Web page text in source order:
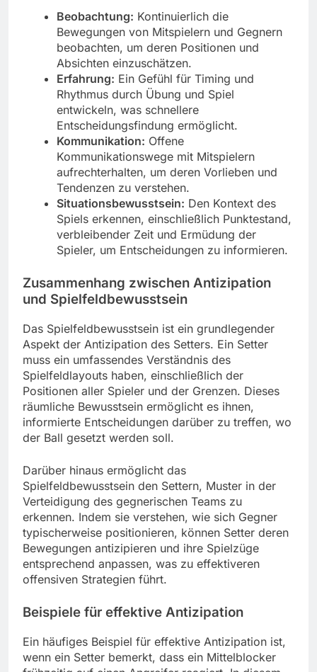
Beobachtung: Kontinuierlich die
Bewegungen von Mitspielern und Gegnern
beobachten, um deren Positionen und
Absichten einzuschätzen.
Erfahrung: Ein Gefühl für Timing und
Rhythmus durch Übung und Spiel
entwickeln, was schnellere
Entscheidungsfindung ermöglicht.
Kommunikation: Offene
Kommunikationswege mit Mitspielern
aufrechterhalten, um deren Vorlieben und
Tendenzen zu verstehen.
Situationsbewusstsein: Den Kontext des
Spiels erkennen, einschließlich Punktestand,
verbleibender Zeit und Ermüdung der
Spieler, um Entscheidungen zu informieren.
Zusammenhang zwischen Antizipation
und Spielfeldbewusstsein
Das Spielfeldbewusstsein ist ein grundlegender
Aspekt der Antizipation des Setters. Ein Setter
muss ein umfassendes Verständnis des
Spielfeldlayouts haben, einschließlich der
Positionen aller Spieler und der Grenzen. Dieses
räumliche Bewusstsein ermöglicht es ihnen,
informierte Entscheidungen darüber zu treffen, wo
der Ball gesetzt werden soll.
Darüber hinaus ermöglicht das
Spielfeldbewusstsein den Settern, Muster in der
Verteidigung des gegnerischen Teams zu
erkennen. Indem sie verstehen, wie sich Gegner
typischerweise positionieren, können Setter deren
Bewegungen antizipieren und ihre Spielzüge
entsprechend anpassen, was zu effektiveren
offensiven Strategien führt.
Beispiele für effektive Antizipation
Ein häufiges Beispiel für effektive Antizipation ist,
wenn ein Setter bemerkt, dass ein Mittelblocker